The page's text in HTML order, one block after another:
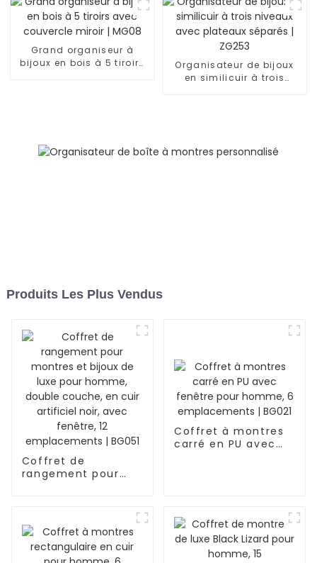
télécommandes | WG016
Grand organiseur à
bijoux en bois à 5 tiroirs
Organisateur de bijoux
en similicuir à trois
Produits Les Plus Vendus
Coffret de
rangement pour
couche, en cuir
artificiel noir, avec
fenêtre, 12
Coffret à montres
carré en PU avec